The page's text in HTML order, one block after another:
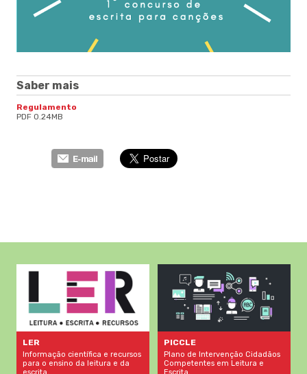
Saber mais
Regulamento
PDF 0.24MB
LER
Informação científica e recursos
para o ensino da leitura e da
escrita.
PICCLE
Plano de Intervenção Cidadãos
Competentes em Leitura e
Escrita.